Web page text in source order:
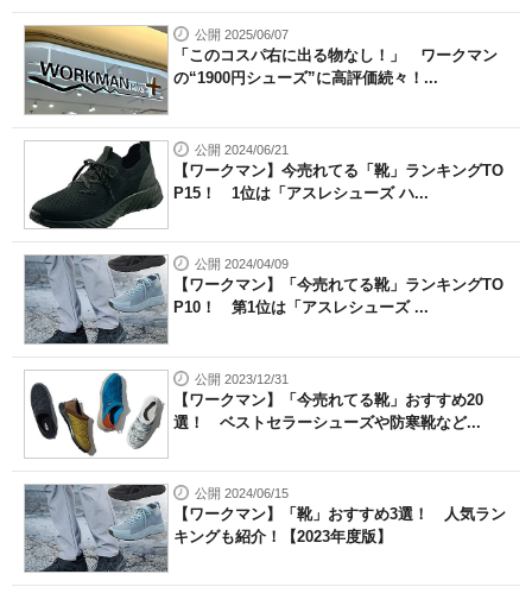
建設×テクノロジーの最前線
ちょっと気になるネットの話題
公開 2025/06/07
「このコスパ右に出る物なし！」 ワークマン
の“1900円シューズ”に高評価続々！...
公開 2024/06/21
【ワークマン】今売れてる「靴」ランキングTO
P15！ 1位は「アスレシューズ ハ...
公開 2024/04/09
【ワークマン】「今売れてる靴」ランキングTO
P10！ 第1位は「アスレシューズ ...
公開 2023/12/31
【ワークマン】「今売れてる靴」おすすめ20
選！ ベストセラーシューズや防寒靴など...
公開 2024/06/15
【ワークマン】「靴」おすすめ3選！ 人気ラン
キングも紹介！【2023年度版】